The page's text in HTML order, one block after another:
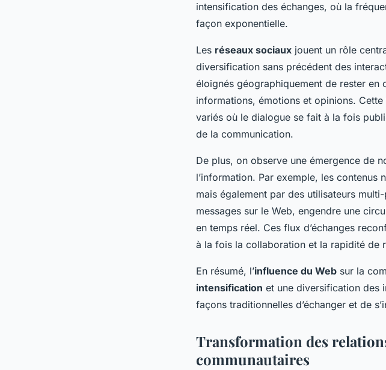
intensification des échanges, où la
façon exponentielle.
Les réseaux sociaux jouent un rôle
diversification sans précédent des
éloignés géographiquement de rester en
informations, émotions et opinions.
variés où le dialogue se fait à la fois
de la communication.
De plus, on observe une émergence de
l’information. Par exemple, les
mais également par des utilisateurs
messages sur le Web, engendre une
en temps réel. Ces flux d’échanges
à la fois la collaboration et la rapidité de
En résumé, l’influence du Web sur la
intensification et une diversification des
façons traditionnelles d’échanger et de
Transformation des
communautaires